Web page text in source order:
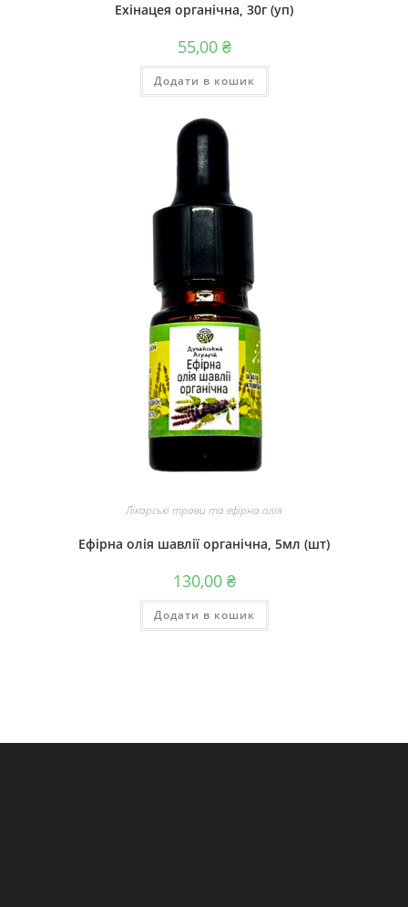
Ехінацея органічна, 30г (уп)
55,00 ₴
Додати в кошик
Лікарські трави та ефірна олія
Ефірна олія шавлії органічна, 5мл (шт)
130,00 ₴
Додати в кошик